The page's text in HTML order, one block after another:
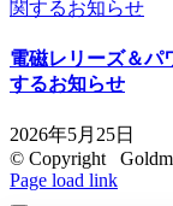
電磁レリーズ＆パ
するお知らせ
2026年5月25日
© Copyright
Page load link